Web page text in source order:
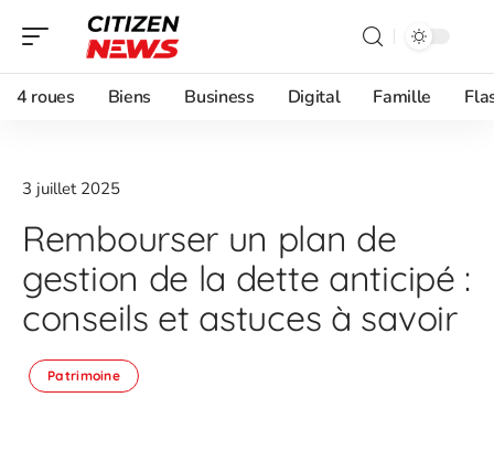
4 roues Biens Business Digital Famille
3 juillet 2025
Rembourser un plan de
gestion de la dette anticipé :
conseils et astuces à savoir
Patrimoine